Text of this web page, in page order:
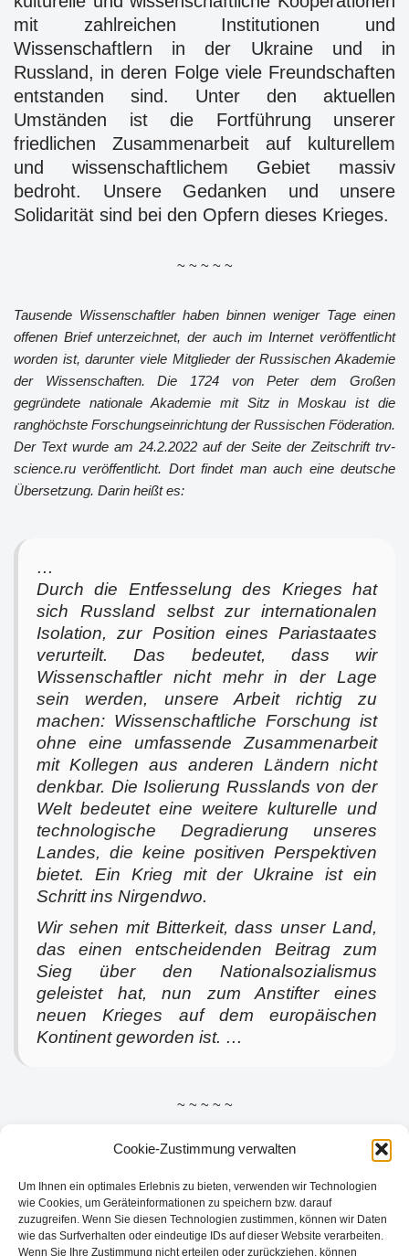
Cookie-Zustimmung verwalten
Um Ihnen ein optimales Erlebnis zu bieten, verwenden wir Technologien
wie Cookies, um Geräteinformationen zu speichern bzw. darauf
zuzugreifen. Wenn Sie diesen Technologien zustimmen, können wir Daten
wie das Surfverhalten oder eindeutige IDs auf dieser Website verarbeiten.
Wenn Sie Ihre Zustimmung nicht erteilen oder zurückziehen, können
mit zahlreichen Institutionen und
Wissenschaftlern in der Ukraine und in
Russland, in deren Folge viele Freundschaften
entstanden sind. Unter den aktuellen
Umständen ist die Fortführung unserer
friedlichen Zusammenarbeit auf kulturellem
und wissenschaftlichem Gebiet massiv
bedroht. Unsere Gedanken und unsere
Solidarität sind bei den Opfern dieses Krieges.
~ ~ ~ ~ ~
Tausende Wissenschaftler haben binnen weniger Tage einen
offenen Brief unterzeichnet, der auch im Internet veröffentlicht
worden ist, darunter viele Mitglieder der Russischen Akademie
der Wissenschaften. Die 1724 von Peter dem Großen
gegründete nationale Akademie mit Sitz in Moskau ist die
ranghöchste Forschungseinrichtung der Russischen Föderation.
Der Text wurde am 24.2.2022 auf der Seite der Zeitschrift trv-
science.ru veröffentlicht. Dort findet man auch eine deutsche
Übersetzung. Darin heißt es:
…
Durch die Entfesselung des Krieges hat
sich Russland selbst zur internationalen
Isolation, zur Position eines Pariastaates
verurteilt. Das bedeutet, dass wir
Wissenschaftler nicht mehr in der Lage
sein werden, unsere Arbeit richtig zu
machen: Wissenschaftliche Forschung ist
ohne eine umfassende Zusammenarbeit
mit Kollegen aus anderen Ländern nicht
denkbar. Die Isolierung Russlands von der
Welt bedeutet eine weitere kulturelle und
technologische Degradierung unseres
Landes, die keine positiven Perspektiven
bietet. Ein Krieg mit der Ukraine ist ein
Schritt ins Nirgendwo.
Wir sehen mit Bitterkeit, dass unser Land,
das einen entscheidenden Beitrag zum
Sieg über den Nationalsozialismus
geleistet hat, nun zum Anstifter eines
neuen Krieges auf dem europäischen
Kontinent geworden ist. …
~ ~ ~ ~ ~
Update 06.03.2022:Die Seiten von trv-science.ru sind teilweise